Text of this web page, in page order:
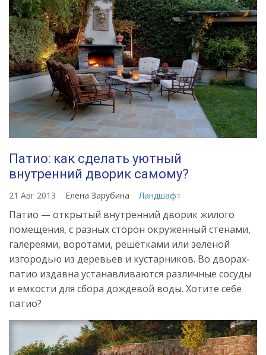
Патио: как сделать уютный
внутренний дворик самому?
21 Авг 2013 Елена Зарубина Ландшафт
Патио — открытый внутренний дворик жилого
помещения, с разных сторон окруженный стенами,
галереями, воротами, решётками или зелёной
изгородью из деревьев и кустарников. Во дворах-
патио издавна устанавливаются различные сосуды
и емкости для сбора дождевой воды. Хотите себе
патио?